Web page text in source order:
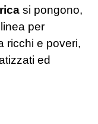
si pongono,
per
ricchi e poveri,
ed